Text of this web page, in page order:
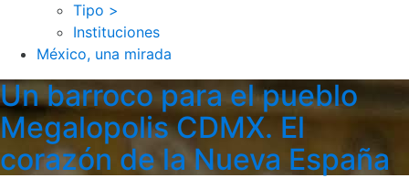
Tipo >
Instituciones
México, una mirada
Un barroco para el pueblo
Megalopolis CDMX. El
corazón de la Nueva España